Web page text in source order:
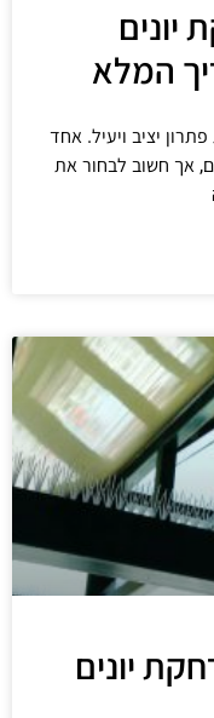
יונים
המלא
יציב ויעיל. אחד
אך חשוב לבחור את
יונים